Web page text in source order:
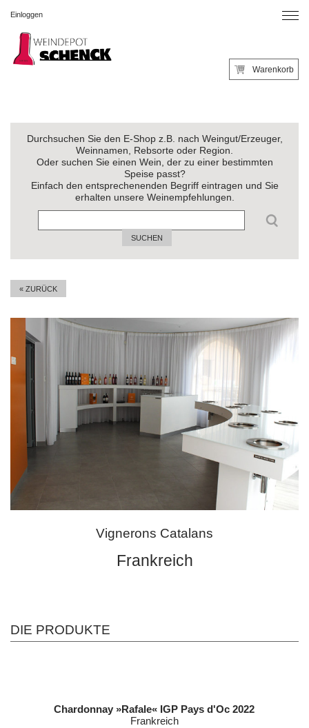
Einloggen
Warenkorb
Durchsuchen Sie den E-Shop z.B. nach Weingut/Erzeuger,
Weinnamen, Rebsorte oder Region.
Oder suchen Sie einen Wein, der zu einer bestimmten
Speise passt?
Einfach den entsprechenenden Begriff eintragen und Sie
erhalten unsere Weinempfehlungen.
SUCHEN
« ZURÜCK
Vignerons Catalans
Frankreich
DIE PRODUKTE
Chardonnay »Rafale« IGP Pays d'Oc 2022
Frankreich